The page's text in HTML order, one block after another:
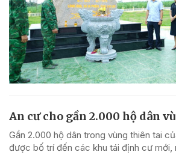
An cư cho gần 2.000 hộ dân
Gần 2.000 hộ dân trong vùng thiên tai
được bố trí đến các khu tái định cư mới,